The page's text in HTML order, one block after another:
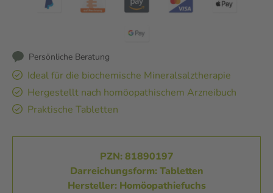
Persönliche Beratung
Ideal für die biochemische Mineralsalztherapie
Hergestellt nach homöopathischem Arzneibuch
Praktische Tabletten
PZN: 81890197
Darreichungsform: Tabletten
Hersteller: Homöopathiefuchs